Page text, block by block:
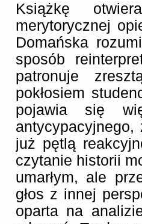
Książkę
merytorycznej
Domańska
sposób
patronuje
pokłosiem
pojawia się
antycypacyjnego,
już pętlą
czytanie historii
umarłym, ale
głos z innej
oparta na